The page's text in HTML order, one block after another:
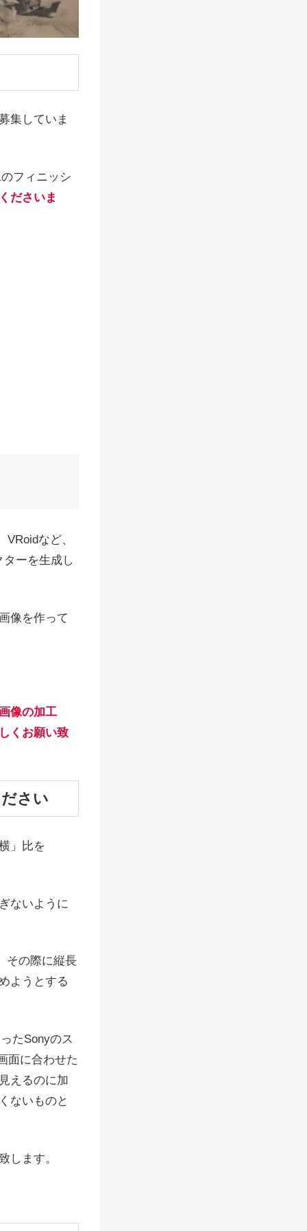
集していま
フィニッシ
ださいま
など、
ーを生成し
像を作って
像の加工
くお願い致
さい
」比を
ないように
その際に縦長
ようとする
たSonyのス
面に合わせた
えるのに加
ないものと
します。